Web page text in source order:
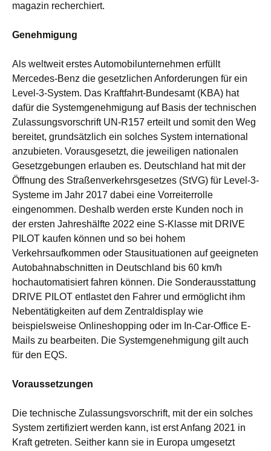
magazin recherchiert.
Genehmigung
Als weltweit erstes Automobilunternehmen erfüllt
Mercedes-Benz die gesetzlichen Anforderungen für ein
Level-3-System. Das Kraftfahrt-Bundesamt (KBA) hat
dafür die Systemgenehmigung auf Basis der technischen
Zulassungsvorschrift UN-R157 erteilt und somit den Weg
bereitet, grundsätzlich ein solches System international
anzubieten. Vorausgesetzt, die jeweiligen nationalen
Gesetzgebungen erlauben es. Deutschland hat mit der
Öffnung des Straßenverkehrsgesetzes (StVG) für Level-3-
Systeme im Jahr 2017 dabei eine Vorreiterrolle
eingenommen. Deshalb werden erste Kunden noch in
der ersten Jahreshälfte 2022 eine S-Klasse mit DRIVE
PILOT kaufen können und so bei hohem
Verkehrsaufkommen oder Stausituationen auf geeigneten
Autobahnabschnitten in Deutschland bis 60 km/h
hochautomatisiert fahren können. Die Sonderausstattung
DRIVE PILOT entlastet den Fahrer und ermöglicht ihm
Nebentätigkeiten auf dem Zentraldisplay wie
beispielsweise Onlineshopping oder im In‑Car-Office E-
Mails zu bearbeiten. Die Systemgenehmigung gilt auch
für den EQS.
Voraussetzungen
Die technische Zulassungsvorschrift, mit der ein solches
System zertifiziert werden kann, ist erst Anfang 2021 in
Kraft getreten. Seither kann sie in Europa umgesetzt